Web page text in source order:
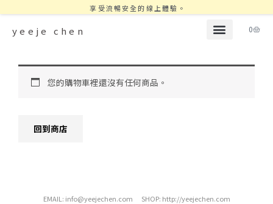
享受流暢安全的線上體驗。
yeeje chen 0
購
物
您的購物車裡還沒有任何商品。
回到商店
EMAIL: info@yeejechen.com SHOP: http://yeejechen.com